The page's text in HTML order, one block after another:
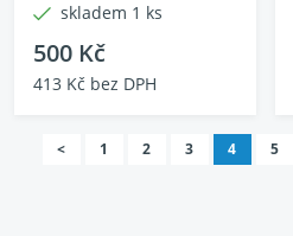
skladem 1 ks
500 Kč
413 Kč bez DPH
< 1 2 3 4 5